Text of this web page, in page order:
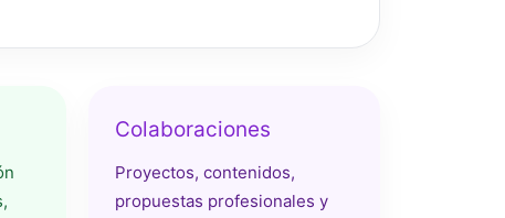
Colaboraciones
Proyectos, contenidos,
propuestas profesionales y